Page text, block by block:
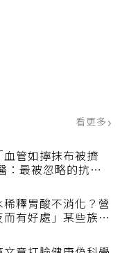
看更多
血管如擰抹布被擠
：最被忽略的抗老
稀釋胃酸不消化？營
而有好處」某些族群